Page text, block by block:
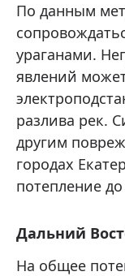
По данным
ураганами.
явлений
разлива рек.
другим
городах
потепление
Дальний
На общее